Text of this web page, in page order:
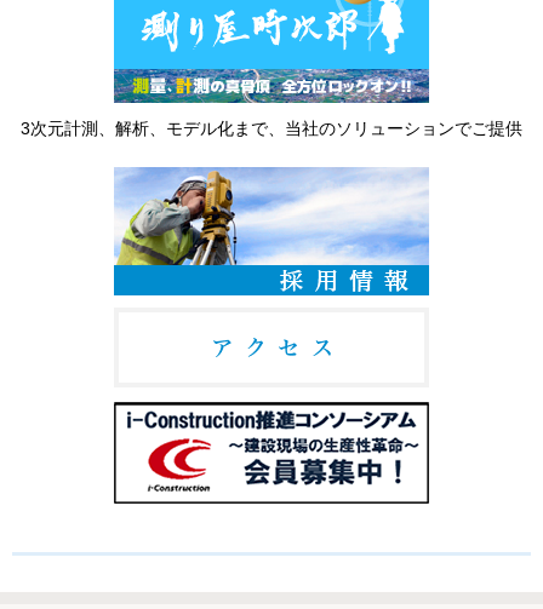
3次元計測、解析、モデル化まで、当社のソリューションでご提供